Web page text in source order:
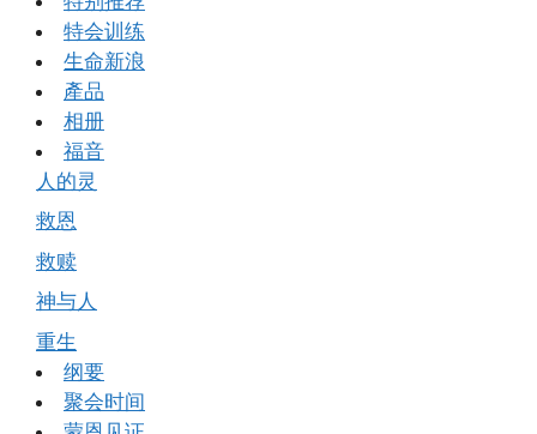
特会训练
生命新浪
產品
相册
福音
人的灵
救恩
救赎
神与人
重生
纲要
聚会时间